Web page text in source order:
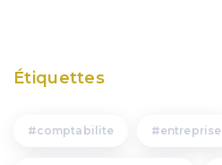
Étiquettes
comptabilite entreprise